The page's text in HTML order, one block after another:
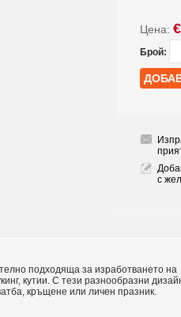
Цена:
Брой:
с
подходяща за изработването на
кутии. С тези разнообразни
кръщене или личен празник.